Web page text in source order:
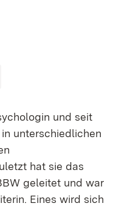
und seit
unterschiedlichen
hat sie das
geleitet und war
Eines wird sich